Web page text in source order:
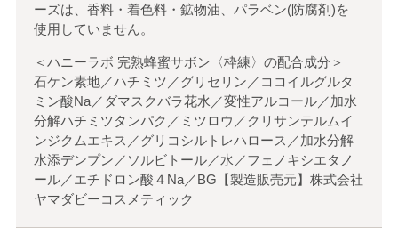
ーズは、香料・着色料・鉱物油、パラベン(防腐剤)を
使用していません。
＜ハニーラボ 完熟蜂蜜サボン〈枠練〉の配合成分＞
石ケン素地／ハチミツ／グリセリン／ココイルグルタ
ミン酸Na／ダマスクバラ花水／変性アルコール／加水
分解ハチミツタンパク／ミツロウ／クリサンテルムイ
ンジクムエキス／グリコシルトレハロース／加水分解
水添デンプン／ソルビトール／水／フェノキシエタノ
ール／エチドロン酸４Na／BG【製造販売元】株式会社
ヤマダビーコスメティック